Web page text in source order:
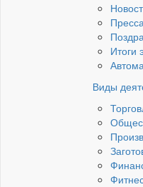
Итоги
Виды